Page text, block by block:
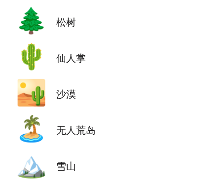
🌲 松树
🌵 仙人掌
🏜️ 沙漠
🏝️ 无人荒岛
🏔️ 雪山